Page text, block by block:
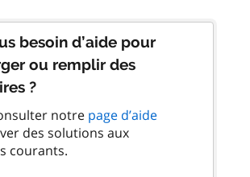
besoin d’aide pour
ou remplir des
?
notre page d’aide
des solutions aux
courants.